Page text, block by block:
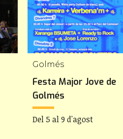
Golmés
Festa Major Jove de
Golmés
Del 5 al 9 d'agost